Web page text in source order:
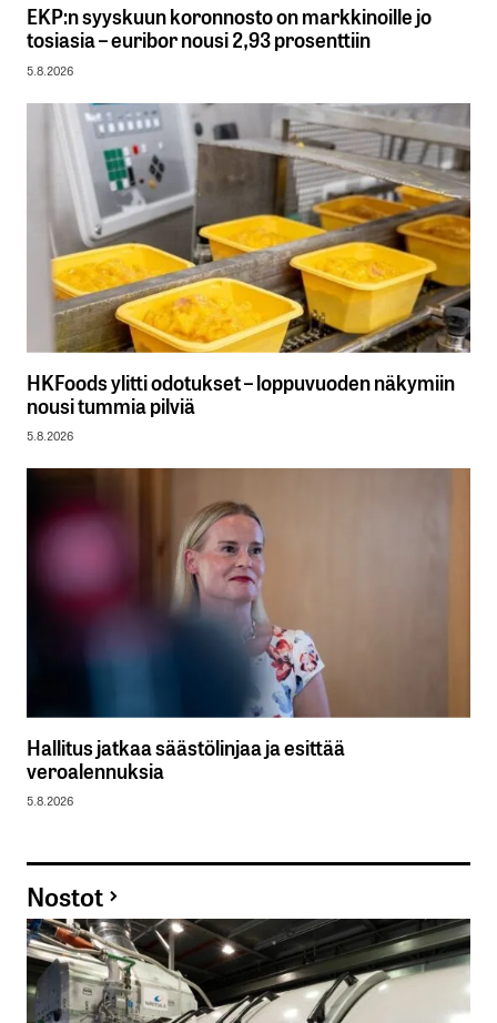
EKP:n syyskuun koronnosto on markkinoille jo
tosiasia – euribor nousi 2,93 prosenttiin
5.8.2026
HKFoods ylitti odotukset – loppuvuoden näkymiin
nousi tummia pilviä
5.8.2026
Hallitus jatkaa säästölinjaa ja esittää
veroalennuksia
5.8.2026
Nostot